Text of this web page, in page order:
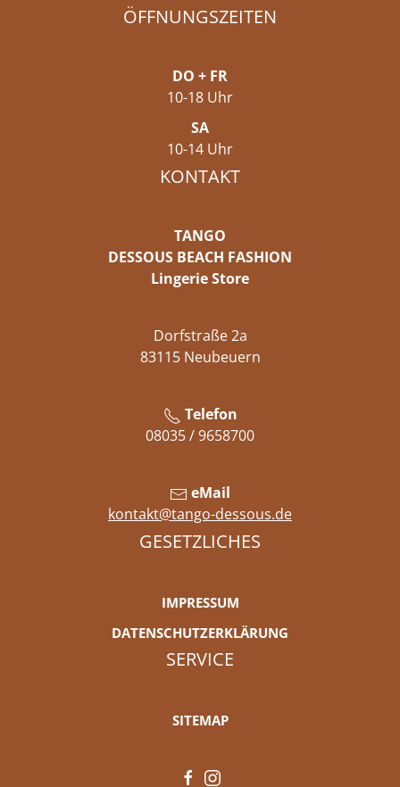
ÖFFNUNGSZEITEN
DO + FR
10-18 Uhr
SA
10-14 Uhr
KONTAKT
TANGO
DESSOUS BEACH FASHION
Lingerie Store
Dorfstraße 2a
83115 Neubeuern
Telefon
08035 / 9658700
eMail
kontakt@tango-dessous.de
GESETZLICHES
IMPRESSUM
DATENSCHUTZERKLÄRUNG
SERVICE
SITEMAP